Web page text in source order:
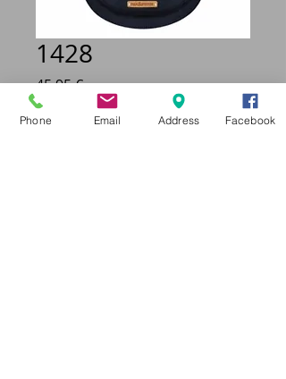
1428
45,95 €Prix
Taille
Phone Email Address Facebook